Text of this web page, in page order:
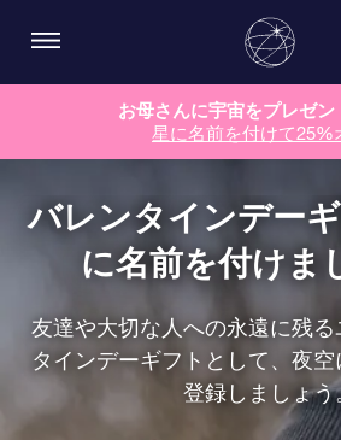
お母さんに宇宙をプレゼン
星に名前を付けて25%
バレンタインデー
に名前を付けま
友達や大切な人への永遠に残
タインデーギフトとして、夜
登録しましょう